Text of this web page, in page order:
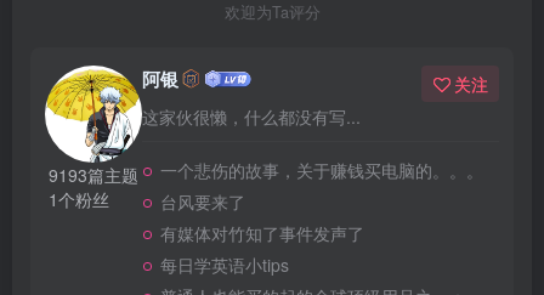
欢迎为Ta评分
9193篇主题
1个粉丝
阿银
这家伙很懒，什么都没有写...
关注
一个悲伤的故事，关于赚钱买电脑的。。。
台风要来了
有媒体对竹知了事件发声了
每日学英语小tips